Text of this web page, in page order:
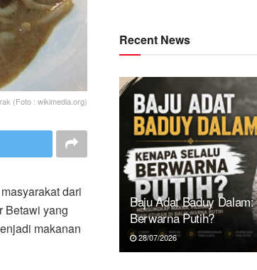
(Foto : wikimedia.org)
dari
Betawi yang
makanan
Recent News
Baju Adat Baduy
Berwarna Putih?
28/07/2026